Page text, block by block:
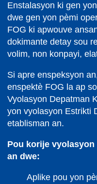
Enstalasyon ki gen
dwe gen yon pèmi
FOG ki apwouve
dokimante detay sou
volim, non konpayi,
Si apre enspeksyon
enspektè FOG la ap
Vyolasyon Depatman
yon vyolasyon Estrikti
etablisman an.
Pou korije
an dwe:
Aplike pou yon